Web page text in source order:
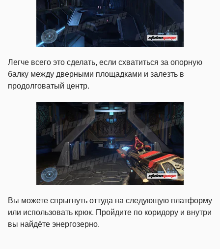
Легче всего это сделать, если схватиться за опорную
балку между дверными площадками и залезть в
продолговатый центр.
Вы можете спрыгнуть оттуда на следующую платформу
или использовать крюк. Пройдите по коридору и внутри
вы найдёте энергозерно.